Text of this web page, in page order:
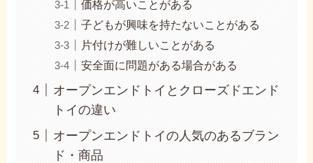
価格が高いことがある
子どもが興味を持たないことがある
片付けが難しいことがある
安全面に問題がある場合がある
オープンエンドトイとクローズドエンド
トイの違い
オープンエンドトイの人気のあるブラン
ド・商品